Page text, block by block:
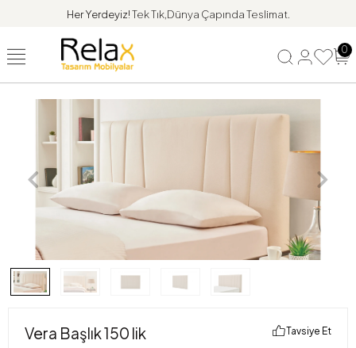
Her Yerdeyiz!Tek Tık,Dünya Çapında Teslimat.
0
Vera Başlık 150 lik Tavsiye Et